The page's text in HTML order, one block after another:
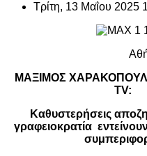
Τρίτη, 13 Μαΐου 2025
ΜΑΞΙΜΟΣ
TV:
Καθυστερήσεις
γραφειοκρατία